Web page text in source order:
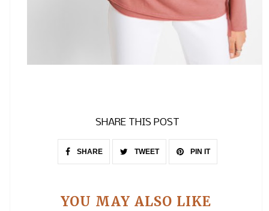
SHARE THIS POST
SHARE TWEET PIN IT
YOU MAY ALSO LIKE